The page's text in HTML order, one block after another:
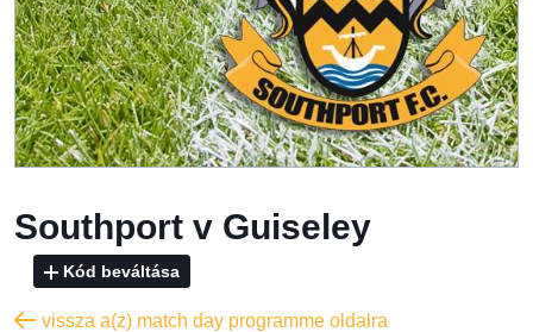
Southport v Guiseley
Kód beváltása
vissza a(z) match day programme oldalra